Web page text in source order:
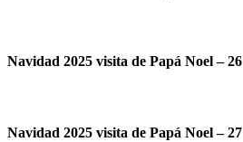
Navidad 2025 visita de Papá Noel – 26
Navidad 2025 visita de Papá Noel – 27